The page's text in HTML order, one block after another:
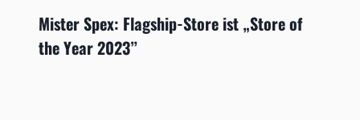
Mister Spex: Flagship-Store ist „Store of
the Year 2023”